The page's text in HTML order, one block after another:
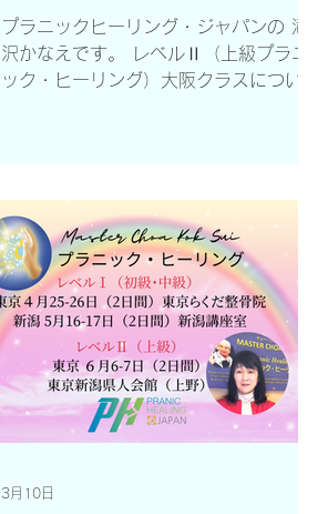
プラニックヒーリング・ジャパンの 滝
沢かなえです。 レベルⅡ（上級プラニ
ック・ヒーリング）大阪クラスについ
れています。 2017年から2024年ま
で、 大久保ケイ先生が日本へ上級クラ
スを教えに来られて以来、 新潟3回、東
京、大阪、茨城で 合計6回のレベルⅡ研
修を終え、 教えることができるように
なりました。 さらに2025年には、 シ
カゴのヒーラーズ・マスタリーにて、
マスターコーから直接、 4つのヒーリン
グコースの最新の教えを学ぶ機会にも恵
3月10日